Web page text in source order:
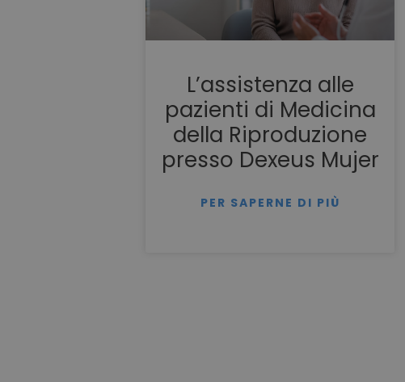
L’assistenza alle
pazienti di Medicina
della Riproduzione
presso Dexeus Mujer
PER SAPERNE DI PIÙ